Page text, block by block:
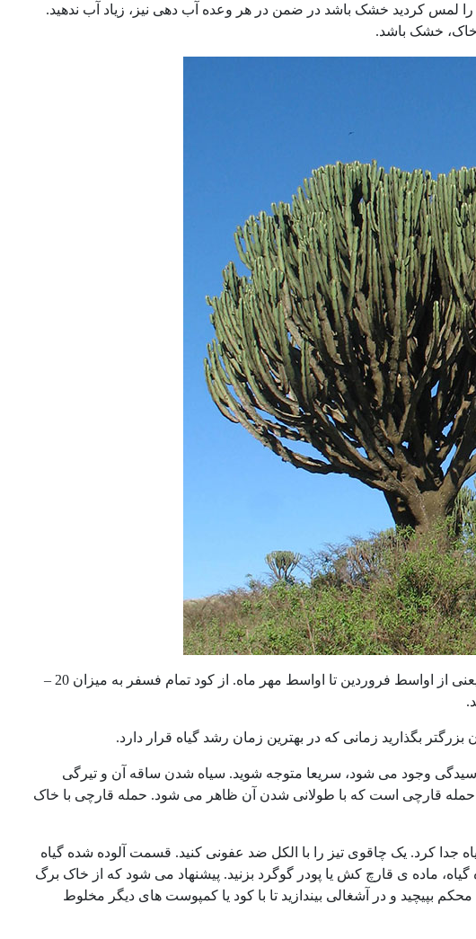
لمس کردید خشک باشد در ضمن در هر وعده آب دهی نیز، زیاد آب ندهید.
درخت شیره آفریقایی را 2 یا 3 بار در فصل رویش گیاه، کوددهی کنید یعنی از اواسط فروردین تا اواسط مهر ماه. از کود تمام فسفر به میزان 20 –
بگذارید زمانی که در بهترین زمان رشد گیاه قرار دارد.
وجود می شود، سریعا متوجه شوید. سیاه شدن ساقه آن و تیرگی
قارچی است که با طولانی شدن آن ظاهر می شود. حمله قارچی با خاک
جدا کرد. یک چاقوی تیز را با الکل ضد عفونی کنید. قسمت آلوده شده گیاه
ماده ی قارچ کش یا پودر گوگرد بزنید. پیشنهاد می شود که از خاک برگ
محکم بپیچید و در آشغالی بیندازید تا با کود یا کمپوست های دیگر مخلوط